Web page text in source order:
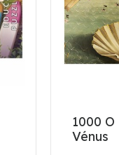
1000
Vénus